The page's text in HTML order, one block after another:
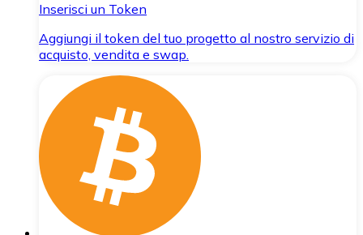
Inserisci un Token
Aggiungi il token del tuo progetto al nostro servizio di
acquisto, vendita e swap.